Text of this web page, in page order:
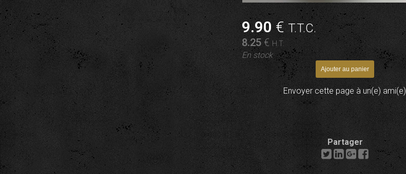
9.90 €T.T.C.
8.25 € H.T.
En stock
Envoyer cette page à un(e) ami(e)
Partager